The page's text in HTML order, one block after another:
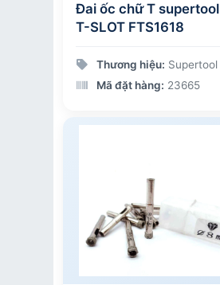
Đai ốc chữ T supertool
T-SLOT FTS1618
Thương hiệu: Supertool
Mã đặt hàng: 23665